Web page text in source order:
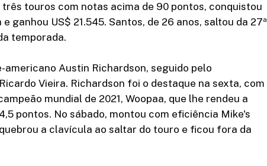
três touros com notas acima de 90 pontos, conquistou
ganhou US$ 21.545. Santos, de 26 anos, saltou da 27ª
temporada.
Austin Richardson, seguido pelo
Vieira. Richardson foi o destaque na sexta, com
mundial de 2021, Woopaa, que lhe rendeu a
pontos. No sábado, montou com eficiência Mike's
a clavícula ao saltar do touro e ficou fora da